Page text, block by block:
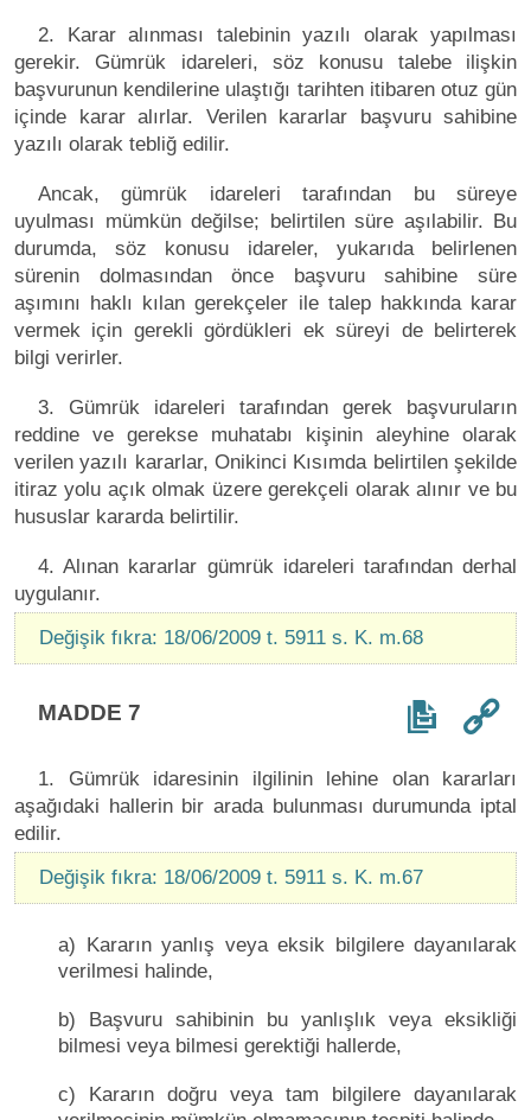
2. Karar alınması talebinin yazılı olarak yapılması
gerekir. Gümrük idareleri, söz konusu talebe ilişkin
başvurunun kendilerine ulaştığı tarihten itibaren otuz gün
içinde karar alırlar. Verilen kararlar başvuru sahibine
yazılı olarak tebliğ edilir.
Ancak, gümrük idareleri tarafından bu süreye
uyulması mümkün değilse; belirtilen süre aşılabilir. Bu
durumda, söz konusu idareler, yukarıda belirlenen
sürenin dolmasından önce başvuru sahibine süre
aşımını haklı kılan gerekçeler ile talep hakkında karar
vermek için gerekli gördükleri ek süreyi de belirterek
bilgi verirler.
3. Gümrük idareleri tarafından gerek başvuruların
reddine ve gerekse muhatabı kişinin aleyhine olarak
verilen yazılı kararlar, Onikinci Kısımda belirtilen şekilde
itiraz yolu açık olmak üzere gerekçeli olarak alınır ve bu
hususlar kararda belirtilir.
4. Alınan kararlar gümrük idareleri tarafından derhal
uygulanır.
Değişik fıkra: 18/06/2009 t. 5911 s. K. m.68
MADDE 7
1. Gümrük idaresinin ilgilinin lehine olan kararları
aşağıdaki hallerin bir arada bulunması durumunda iptal
edilir.
Değişik fıkra: 18/06/2009 t. 5911 s. K. m.67
a) Kararın yanlış veya eksik bilgilere dayanılarak
verilmesi halinde,
b) Başvuru sahibinin bu yanlışlık veya eksikliği
bilmesi veya bilmesi gerektiği hallerde,
c) Kararın doğru veya tam bilgilere dayanılarak